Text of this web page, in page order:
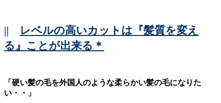
||
レベルの高いカットは『髪質を変え
る』ことが出来る＊
「硬い髪の毛を外国人のような柔らかい髪の毛になりた
い・・」